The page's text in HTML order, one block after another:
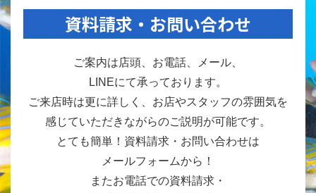
資料請求・お問い合わせ
ご案内は店頭、お電話、メール、
LINEにて承っております。
ご来店時は更に詳しく、お店やスタッフの雰囲気を
感じていただきながらのご説明が可能です。
とても簡単！資料請求・お問い合わせは
メールフォームから！
またお電話での資料請求・